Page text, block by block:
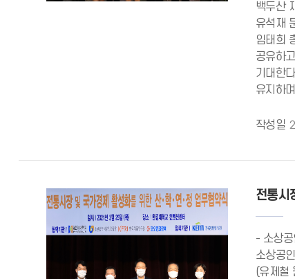
백두산
유석재
임태희
공유하
기대한
유지하
작성일
전통시
- 소상
소상공
(유제철